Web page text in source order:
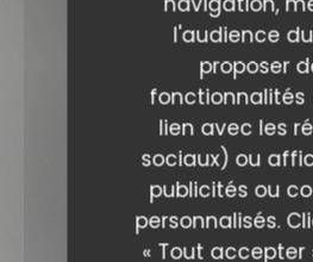
l'audience
proposer
fonctionnalités
lien avec les
sociaux) ou
publicités ou
personnalisés.
« Tout accepter